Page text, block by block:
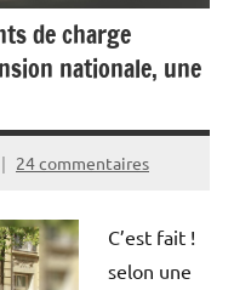
de charge
nationale, une
24 commentaires
C’est fait !
selon une